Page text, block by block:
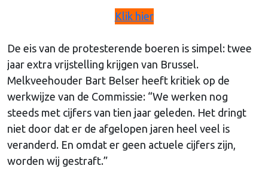
Klik hier
De eis van de protesterende boeren is simpel: twee
jaar extra vrijstelling krijgen van Brussel.
Melkveehouder Bart Belser heeft kritiek op de
werkwijze van de Commissie: “We werken nog
steeds met cijfers van tien jaar geleden. Het dringt
niet door dat er de afgelopen jaren heel veel is
veranderd. En omdat er geen actuele cijfers zijn,
worden wij gestraft.”